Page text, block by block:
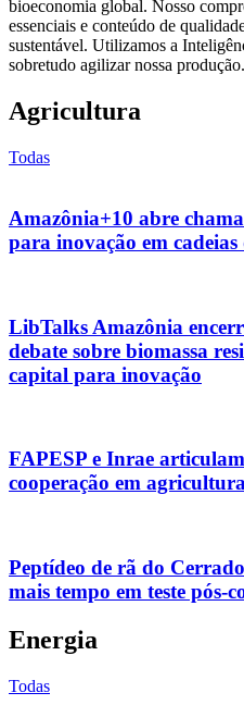
bioeconomia global. Nosso
essenciais e conteúdo de
sustentável. Utilizamos a
sobretudo agilizar nossa produção.
Agricultura
Todas
Amazônia+10 abre
para inovação em
LibTalks Amazônia
debate sobre biomassa
capital para inovação
FAPESP e Inrae
cooperação em
Peptídeo de rã do
mais tempo em teste pós-
Energia
Todas